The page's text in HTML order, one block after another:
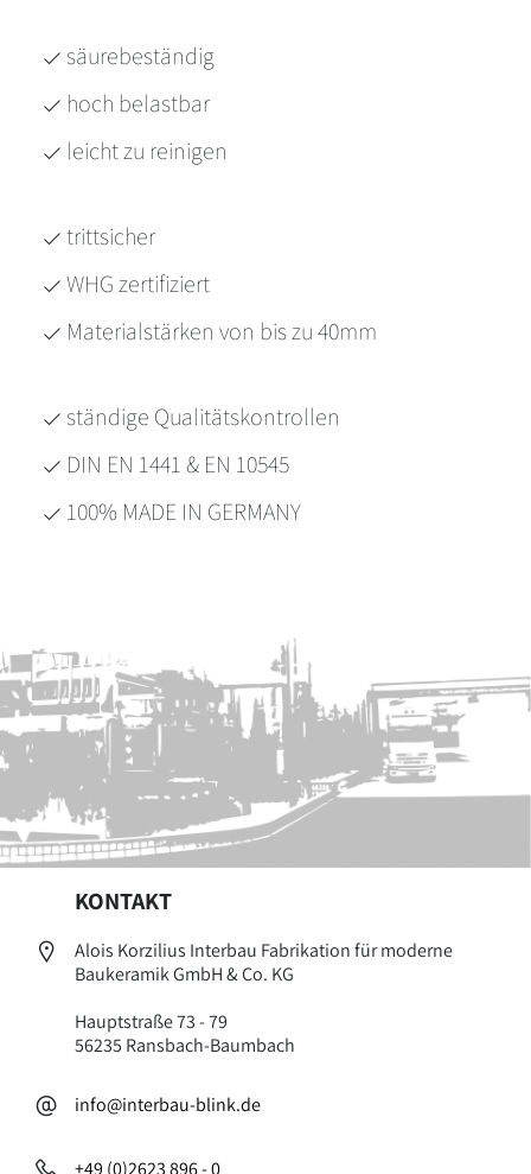
säurebeständig
hoch belastbar
leicht zu reinigen
trittsicher
WHG zertifiziert
Materialstärken von bis zu 40mm
ständige Qualitätskontrollen
DIN EN 1441 & EN 10545
100% MADE IN GERMANY
KONTAKT
Alois Korzilius Interbau Fabrikation für moderne
Baukeramik GmbH & Co. KG
Hauptstraße 73 - 79
56235 Ransbach-Baumbach
info@interbau-blink.de
+49 (0)2623 896 - 0